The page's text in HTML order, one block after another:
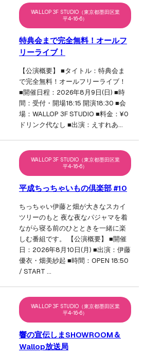
WALLOP 3F STUDIO（東京都墨田区業
平4-16-6）
特典会まで完全無料！オールフ
リーライブ！
【公演概要】 ■タイトル：特典会ま
で完全無料！オールフリーライブ！
■開催日程：2026年8月9日(日) ■時
間：受付・開場18:15 開演18:30 ■会
場：WALLOP 3F STUDIO ■料金：¥0
ドリンク代なし ■出演：えすれあ…
WALLOP 3F STUDIO（東京都墨田区業
平4-16-6）
平成ちっちゃいもの倶楽部 #10
ちっちゃい伊藤と畑が大きなスカイ
ツリーのもと 夜な夜なパジャマを着
ながら寝る前のひとときを一緒に楽
しむ番組です。 【公演概要】 ■開催
日：2026年8月10日(月) ■出演：伊藤
優衣・畑美紗起 ■時間：OPEN 18:50
/ START …
WALLOP 3F STUDIO（東京都墨田区業
平4-16-6）
響の宣伝しまSHOWROOM＆
Wallop放送局